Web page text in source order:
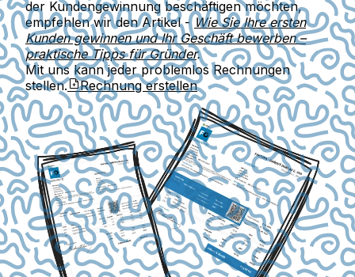
der Kundengewinnung beschäftigen möchten,
empfehlen wir den Artikel - Wie Sie Ihre ersten
Kunden gewinnen und Ihr Geschäft bewerben –
praktische Tipps für Gründer.
Mit uns kann jeder problemlos Rechnungen
stellen.
Rechnung erstellen